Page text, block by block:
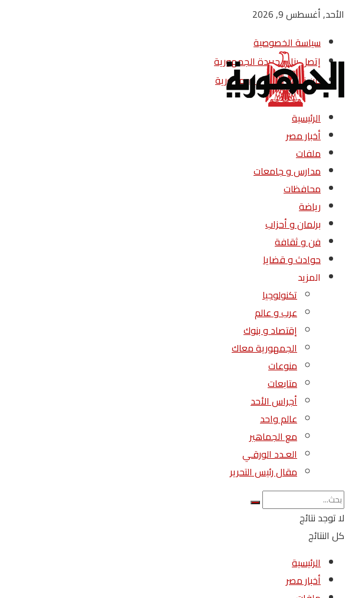
الأحد, أغسطس 9, 2026
سياسة الخصوصية
إتصل بنا – جريدة الجمهورية
من نحن – جريدة الجمهورية
الرئيسية
أخبار مصر
ملفات
مدارس و جامعات
محافظات
رياضة
برلمان و أحزاب
فن و ثقافة
حوادث و قضايا
المزيد
تكنولوجيا
عرب و عالم
إقتصاد و بنوك
الجمهورية معاك
منوعات
متابعات
أجراس الأحد
عالم واحد
مع الجماهير
العـدد الورقـي
مقال رئيس التحرير
لا توجد نتائج
كل النتائج
الرئيسية
أخبار مصر